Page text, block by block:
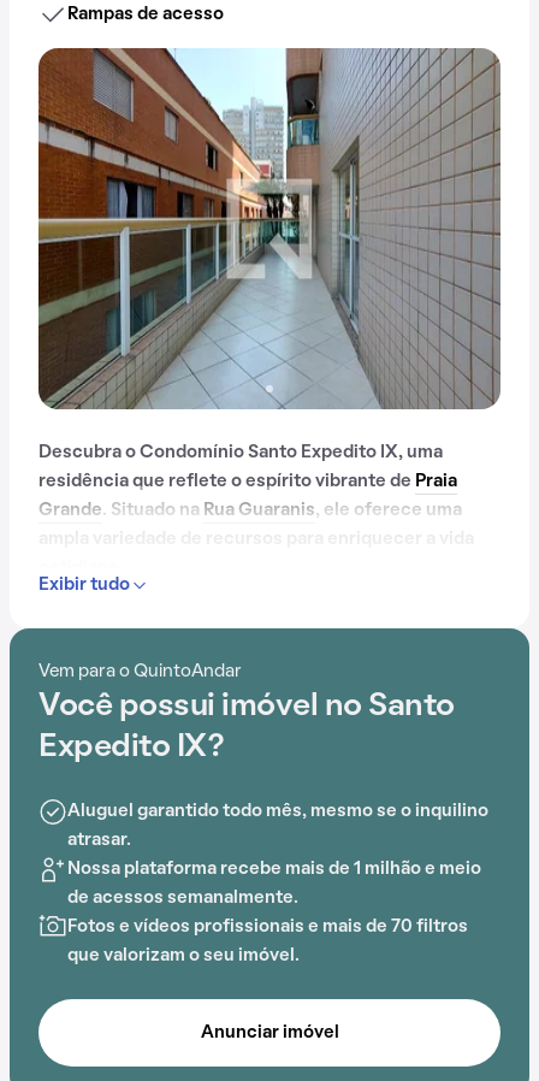
Rampas de acesso
Descubra o Condomínio Santo Expedito IX, uma
residência que reflete o espírito vibrante de Praia
Grande. Situado na Rua Guaranis, ele oferece uma
Com portaria 24 horas, elevador, academia, piscina,
de jogos e brinquedoteca, o Condomínio Santo
Expedito IX é ideal para quem busca conforto e
entretenimento.
Exibir tudo
Vem para o QuintoAndar
Você possui imóvel no Santo
Expedito IX?
Aluguel garantido todo mês, mesmo se o inquilino
atrasar.
Nossa plataforma recebe mais de 1 milhão e meio
de acessos semanalmente.
Fotos e vídeos profissionais e mais de 70 filtros
que valorizam o seu imóvel.
Anunciar imóvel